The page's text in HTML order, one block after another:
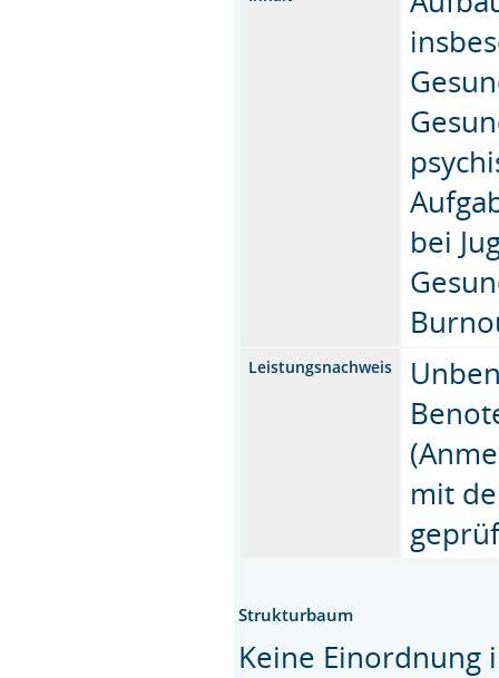
bei
Leistungsnachweis
mit
Strukturbaum
Keine Einordnung